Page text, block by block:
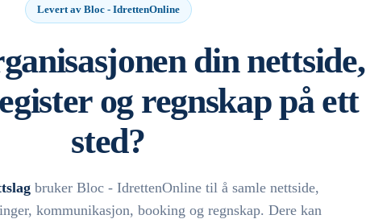
Levert av Bloc - IdrettenOnline
din nettside,
og regnskap på ett
sted?
bruker Bloc - IdrettenOnline til å samle nettside,
kommunikasjon, booking og regnskap. Dere kan